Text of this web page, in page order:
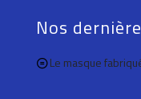
Nos
Le masque